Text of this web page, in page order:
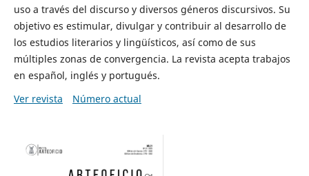
uso a través del discurso y diversos géneros discursivos. Su
objetivo es estimular, divulgar y contribuir al desarrollo de
los estudios literarios y lingüísticos, así como de sus
múltiples zonas de convergencia. La revista acepta trabajos
en español, inglés y portugués.
Ver revista
Número actual